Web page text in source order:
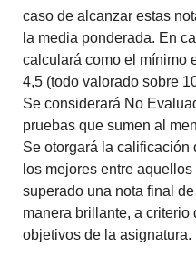
caso de alcanzar estas
la media ponderada. En
calculará como el mínimo
4,5 (todo valorado sobre
Se considerará No
pruebas que sumen al
Se otorgará la calificación
los mejores entre
superado una nota final
manera brillante, a
objetivos de la asignatura.